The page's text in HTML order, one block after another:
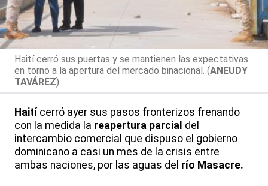
Haití cerró sus puertas y se mantienen las expectativas
en torno a la apertura del mercado binacional. (ANEUDY
TAVÁREZ)
Haití cerró ayer sus pasos fronterizos frenando
con la medida la reapertura parcial del
intercambio comercial que dispuso el gobierno
dominicano a casi un mes de la crisis entre
ambas naciones, por las aguas del río Masacre.